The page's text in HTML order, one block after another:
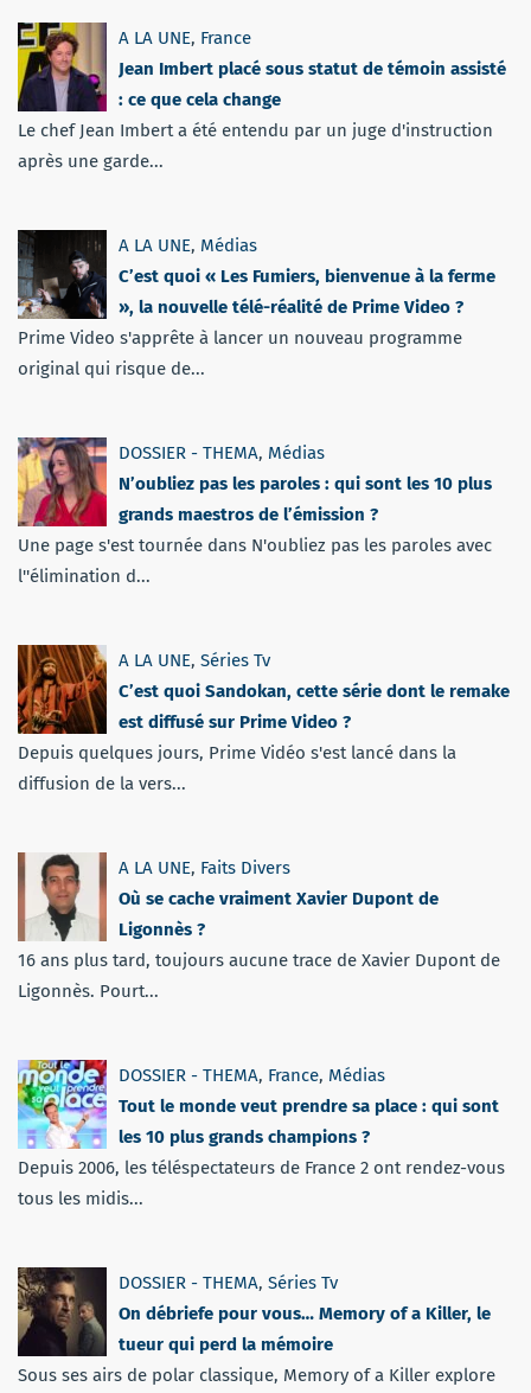
A LA UNE, France
Jean Imbert placé sous statut de témoin assisté
: ce que cela change
Le chef Jean Imbert a été entendu par un juge d'instruction
après une garde...
A LA UNE, Médias
C’est quoi « Les Fumiers, bienvenue à la ferme
», la nouvelle télé-réalité de Prime Video ?
Prime Video s'apprête à lancer un nouveau programme
original qui risque de...
DOSSIER - THEMA, Médias
N’oubliez pas les paroles : qui sont les 10 plus
grands maestros de l’émission ?
Une page s'est tournée dans N'oubliez pas les paroles avec
l''élimination d...
A LA UNE, Séries Tv
C’est quoi Sandokan, cette série dont le remake
est diffusé sur Prime Video ?
Depuis quelques jours, Prime Vidéo s'est lancé dans la
diffusion de la vers...
A LA UNE, Faits Divers
Où se cache vraiment Xavier Dupont de
Ligonnès ?
16 ans plus tard, toujours aucune trace de Xavier Dupont de
Ligonnès. Pourt...
DOSSIER - THEMA, France, Médias
Tout le monde veut prendre sa place : qui sont
les 10 plus grands champions ?
Depuis 2006, les téléspectateurs de France 2 ont rendez-vous
tous les midis...
DOSSIER - THEMA, Séries Tv
On débriefe pour vous… Memory of a Killer, le
tueur qui perd la mémoire
Sous ses airs de polar classique, Memory of a Killer explore